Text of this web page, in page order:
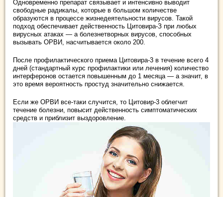
Одновременно препарат связывает и интенсивно выводит
свободные радикалы, которые в большом количестве
образуются в процессе жизнедеятельности вирусов. Такой
подход обеспечивает действенность Цитовира-З при любых
вирусных атаках ― а болезнетворных вирусов, способных
вызывать ОРВИ, насчитывается около 200.
После профилактического приема Цитовира-3 в течение всего 4
дней (стандартный курс профилактики или лечения) количество
интерферонов остается повышенным до 1 месяца ― а значит, в
это время вероятность простуд значительно снижается.
Если же ОРВИ все-таки случится, то Цитовир-3 облегчит
течение болезни, повысит действенность симптоматических
средств и приблизит выздоровление.